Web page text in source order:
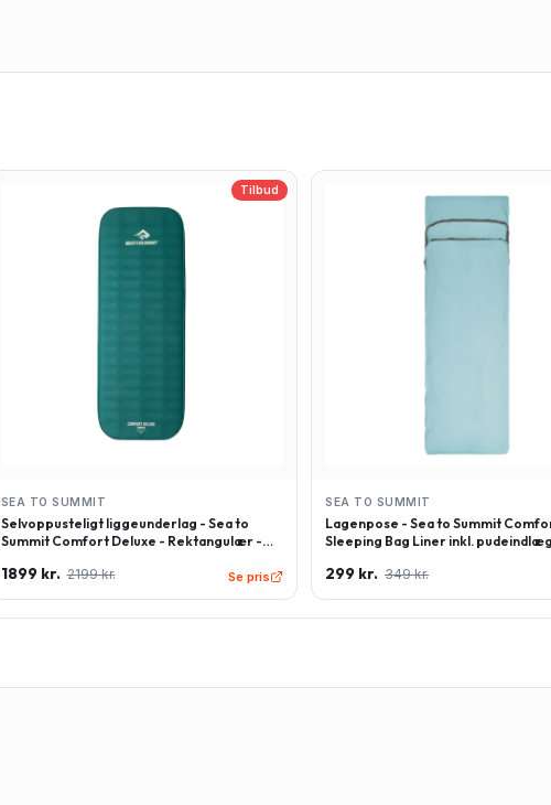
Tilbud
SEA TO SUMMIT
Selvoppusteligt liggeunderlag - Sea to
Summit Comfort Deluxe - Rektangulær -
1899 kr. 2199 kr. Se pris
SEA TO SUMMIT
Lagenpose - Sea to Summit
Sleeping Bag Liner inkl.
299 kr. 349 kr.